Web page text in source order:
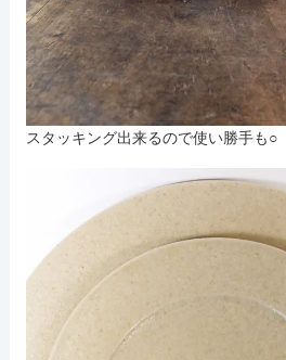
スタッキング出来るので使い勝手も○